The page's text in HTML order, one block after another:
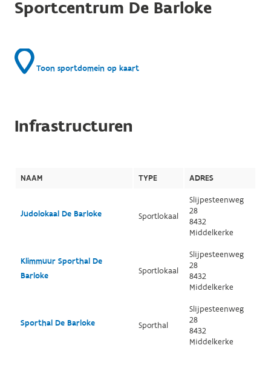
Sportcentrum De Barloke
Toon sportdomein op kaart
Infrastructuren
NAAM TYPE ADRES
Judolokaal De Barloke Sportlokaal
Slijpesteenweg
28
8432
Middelkerke
Klimmuur Sporthal De
Barloke
Sportlokaal
Slijpesteenweg
28
8432
Middelkerke
Sporthal De Barloke Sporthal
Slijpesteenweg
28
8432
Middelkerke